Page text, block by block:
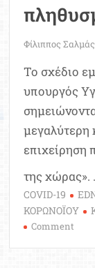
Φίλιππος Σαλμάς
Το σχέδιο
υπουργός
μεγαλύτερη
επιχείρηση
της χώρας».
COVID-19
ΚΟΡΩΝΟΪΟΥ
Comment